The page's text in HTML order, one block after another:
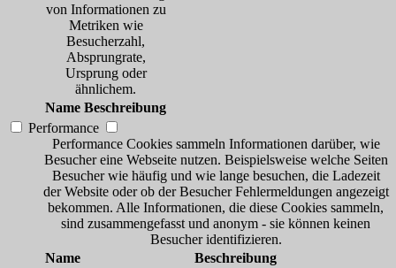
von Informationen zu
Metriken wie
Besucherzahl,
Absprungrate,
Ursprung oder
ähnlichem.
Name Beschreibung
Performance
Performance Cookies sammeln Informationen darüber, wie
Besucher eine Webseite nutzen. Beispielsweise welche Seiten
Besucher wie häufig und wie lange besuchen, die Ladezeit
der Website oder ob der Besucher Fehlermeldungen angezeigt
bekommen. Alle Informationen, die diese Cookies sammeln,
sind zusammengefasst und anonym - sie können keinen
Besucher identifizieren.
Name
Beschreibung